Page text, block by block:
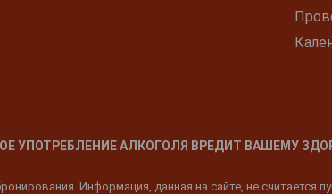
УПОТРЕБЛЕНИЕ АЛКОГОЛЯ ВРЕДИТ ВАШЕМУ
Информация, данная на сайте, не считается